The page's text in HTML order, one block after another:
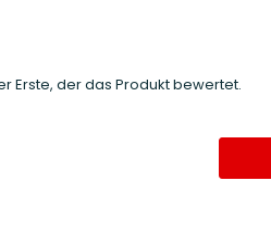
Erste, der das Produkt bewertet.